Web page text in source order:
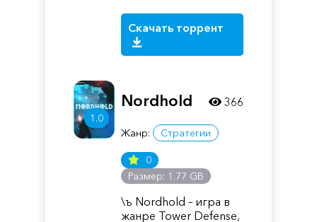
Скачать торрент
1.0
Nordhold
Жанр: Стратегии
0
Размер: 1.77 GB
\ъ Nordhold – игра в
жанре Tower Defense,
366